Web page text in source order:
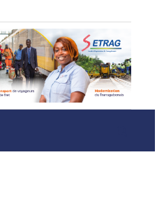
à Libreville : tendances récentes et